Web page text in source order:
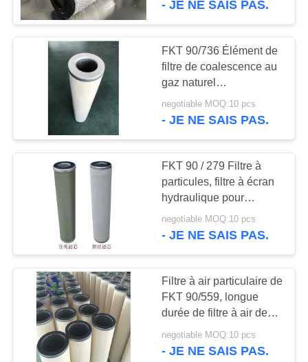
VR
PROPOS
VISITE
L'USINE
CONTRÔLE
QUALITÉ
CONTACTEZ-
NOUS
- JE NE SAIS PAS.
FKT 90/736 Élément de
filtre de coalescence au
gaz naturel
Remplacement pour
élément de filtre
negotiable MOQ:10 pcs
- JE NE SAIS PAS.
FKT 90 / 279 Filtre à
particules, filtre à écran
hydraulique pour
gazoducs
negotiable MOQ:10 pcs
- JE NE SAIS PAS.
Filtre à air particulaire de
FKT 90/559, longue
durée de filtre à air de
rendement élevé
negotiable MOQ:10 pcs
- JE NE SAIS PAS.